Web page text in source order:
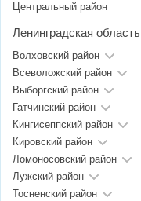
Центральный район
Ленинградская область
Волховский район
Всеволожский район
Выборгский район
Гатчинский район
Кингисеппский район
Кировский район
Ломоносовский район
Лужский район
Тосненский район